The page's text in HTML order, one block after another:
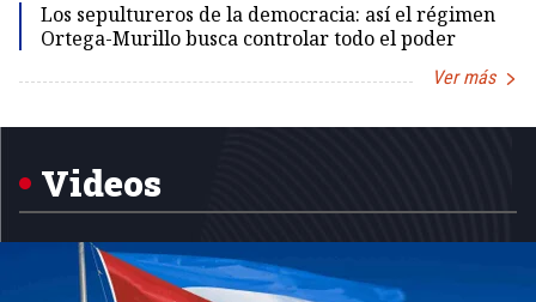
Los sepultureros de la democracia: así el régimen
Ortega-Murillo busca controlar todo el poder
Ver más
1
Videos